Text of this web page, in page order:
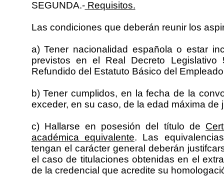
SEGUNDA.-Requisitos.
Las condiciones que deberán reunir los
a) Tener nacionalidad española o estar
previstos en el Real Decreto
Refundido del Estatuto Básico del
b) Tener cumplidos, en la fecha de la
exceder, en su caso, de la edad máxima de
c) Hallarse en posesión del título de
académica equivalente. Las
tengan el carácter general deberán
el caso de titulaciones obtenidas en el
de la credencial que acredite su